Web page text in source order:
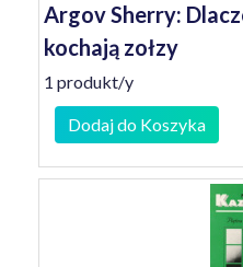
Argov Sherry:
kochają zołzy
1 produkt/y
Dodaj do Koszyka